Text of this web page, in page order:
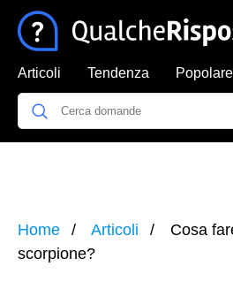
Articoli Tendenza Popolare
Home Articoli
Cosa
scorpione?